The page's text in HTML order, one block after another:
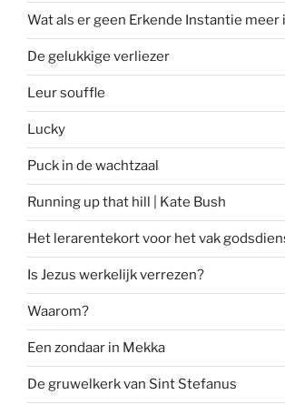
Wat als er geen Erkende Instantie meer
De gelukkige verliezer
Leur souffle
Lucky
Puck in de wachtzaal
Running up that hill | Kate Bush
Het lerarentekort voor het vak
Is Jezus werkelijk verrezen?
Waarom?
Een zondaar in Mekka
De gruwelkerk van Sint Stefanus